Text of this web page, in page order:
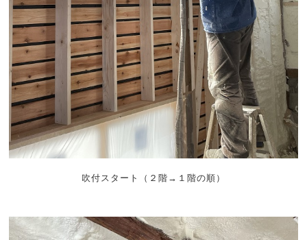
吹付スタート（２階→１階の順）